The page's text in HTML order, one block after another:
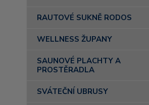
RAUTOVÉ SUKNĚ RODOS
WELLNESS ŽUPANY
SAUNOVÉ PLACHTY A
PROSTĚRADLA
SVÁTEČNÍ UBRUSY